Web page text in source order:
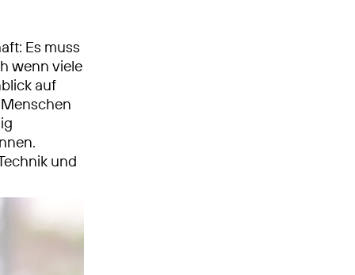
Es muss
wenn viele
auf
und